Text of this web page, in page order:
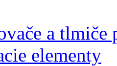
a tlmiče
elementy